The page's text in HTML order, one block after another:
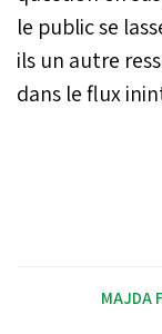
le public se
ils un autre
dans le flux
MAJDA